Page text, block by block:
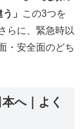
」
この3つを
らに、緊急時以
・安全面のどち
へ｜よく